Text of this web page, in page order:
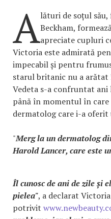
Alături de soțul
Beckham,
apreciate cupluri
Victoria este admirată
impecabil și pentru
starul britanic nu a
Vedeta s-a confruntat ani
până în momentul în
dermatolog care i-a
"Merg la un dermatolog
Harold Lancer, care este
Îl cunosc de ani de zile și
pielea", a declarat
potrivit